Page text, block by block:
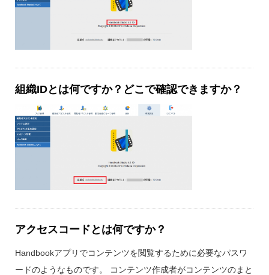
組織IDとは何ですか？どこで確認できますか？
アクセスコードとは何ですか？
Handbookアプリでコンテンツを閲覧するために必要なパスワ
ードのようなものです。 コンテンツ作成者がコンテンツのまと